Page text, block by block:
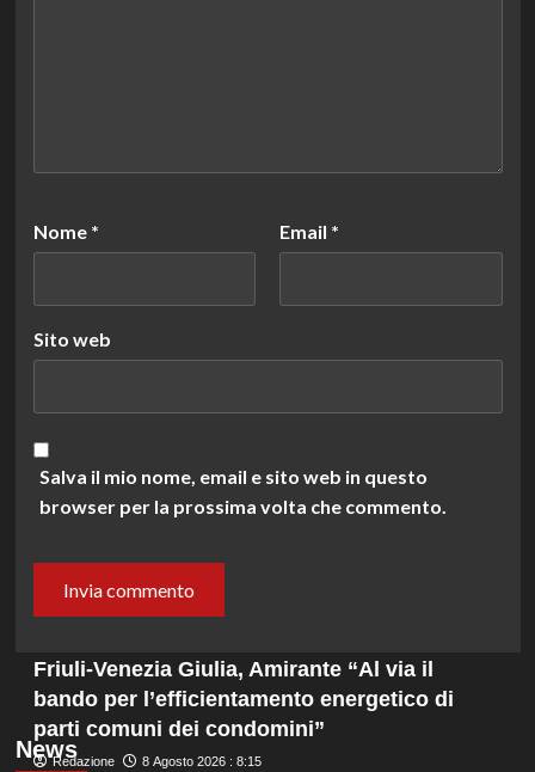
Nome * Email *
Sito web
Salva il mio nome, email e sito web in questo
browser per la prossima volta che commento.
News
Friuli-Venezia Giulia, Amirante “Al via il
bando per l’efficientamento energetico di
parti comuni dei condomini”
Redazione 8 Agosto 2026 : 8:15